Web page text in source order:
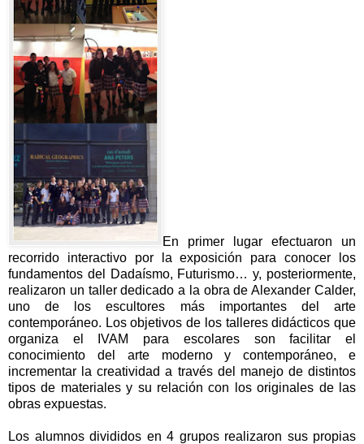
En primer lugar efectuaron un
recorrido interactivo por la exposición para conocer los
fundamentos del Dadaísmo, Futurismo… y, posteriormente,
realizaron un taller dedicado a la obra de Alexander Calder,
uno de los escultores más importantes del arte
contemporáneo. Los objetivos de los talleres didácticos que
organiza el IVAM para escolares son facilitar el
conocimiento del arte moderno y contemporáneo, e
incrementar la creatividad a través del manejo de distintos
tipos de materiales y su relación con los originales de las
obras expuestas.
Los alumnos divididos en 4 grupos realizaron sus propias